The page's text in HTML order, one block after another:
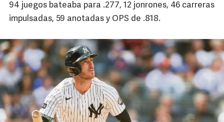
94 juegos bateaba para .277, 12 jonrones, 46 carreras
impulsadas, 59 anotadas y OPS de .818.